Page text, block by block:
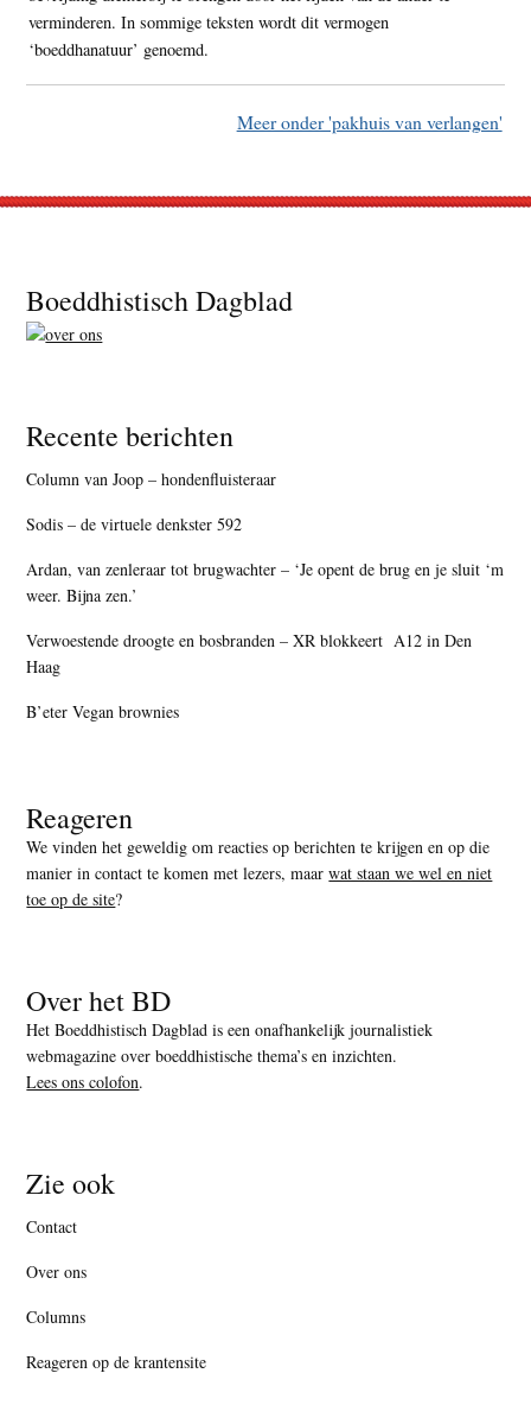
verminderen. In sommige teksten wordt dit vermogen
‘boeddhanatuur’ genoemd.
Meer onder 'pakhuis van verlangen'
Footer
Boeddhistisch Dagblad
Recente berichten
Column van Joop – hondenfluisteraar
Sodis – de virtuele denkster 592
Ardan, van zenleraar tot brugwachter – ‘Je opent de brug en je sluit ‘m
weer. Bijna zen.’
Verwoestende droogte en bosbranden – XR blokkeert A12 in Den
Haag
B’eter Vegan brownies
Reageren
We vinden het geweldig om reacties op berichten te krijgen en op die
manier in contact te komen met lezers, maarwat staan we wel en niet
toe op de site?
Over het BD
Het Boeddhistisch Dagblad is een onafhankelijk journalistiek
webmagazine over boeddhistische thema’s en inzichten.
Lees ons colofon.
Zie ook
Contact
Over ons
Columns
Reageren op de krantensite